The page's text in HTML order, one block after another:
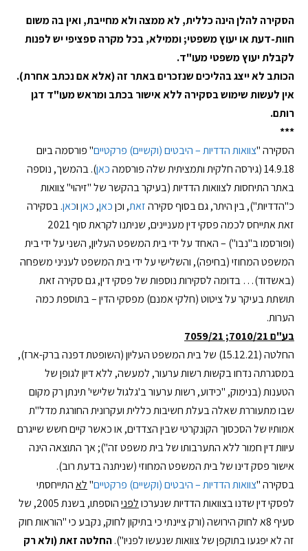
הסקירה להלן הינה כללית, לא ממצה ולא מחייבת, ואין בה משום
חוות-דעת או יעוץ משפטי; וממילא, בכל מקרה ספציפי יש לפנות
לקבלת יעוץ משפטי מעו"ד.
הכותב לא ייצג בהליכים שנזכרים באתר זה (אלא אם נכתב אחרת).
אין לעשות שימוש בסקירה ללא אישור בכתב ומראש מעו"ד דגן
רותם.
***
הסקירה "צוואות הדדיות – היבטים (וקשיים) פרקטיים" פורסמה ביום
14.9.18 (גירסה חלקית ותמציתית שלה פורסמה
כאן). בהמשך, נוספה
באתר התיחסות לצוואות הדדיות (בעיקר בהקשר של "זיהוי" צוואות
כ"הדדיות"), בין היתר, גם בסוף סקירהזאת, וכןכאן, כאןוכאן. בסקירה
זאת אתייחס לכמה פסקי דין מעניינים, שניתנו לקראת סוף 2021
(ופורסמו ב"נבו") – האחד על ידי בית המשפט העליון, השני על ידי בית
המשפט המחוזי (בחיפה), והשלישי על ידי בית המשפט לעניני משפחה
(באשדוד)… בדומה לסקירות נוספות של פסקי דין, גם סקירה זאת
תושתת בעיקר על ציטוט (חלקי אמנם) מפסקי הדין – בתוספת כמה
הערות.
בע"ם 7010/21; 7059/21
החלטה (15.12.21) של בית המשפט העליון (השופטת דפנה ברק-ארז),
במסגרתה נדחו בקשות רשות ערעור, למעשה, ללא דיון לגופן של
הטענות (בנימוק, "כידוע, רשות ערעור ב'גלגול שלישי' תינתן רק מקום
שבו מתעוררת שאלה בעלת חשיבות כללית ועקרונית החורגת מדל"ת
אמותיו של הסכסוך הקונקרטי שבין הצדדים, או כאשר קיים חשש שייגרם
עיוות דין חמור ללא התערבותו של בית משפט זה"); אך התוצאה הינה
אישור פסק דינו של בית המשפט המחוזי (שניתנה בדעת רוב).
בסקירה "צוואות הדדיות – היבטים (וקשיים) פרקטיים"לאהתייחסתי
לפסקי דין שדנו בצוואות הדדיות שנערכולפני
הוספתו, בשנת 2005, של
סעיף 8א לחוק הירושה (ורק ציינתי כי בתיקון לחוק, נקבע כי "הוראות חוק
זה לא יפגעו בתוקפן של צוואות שנעשו לפניו").החלטה זאת (ולא רק